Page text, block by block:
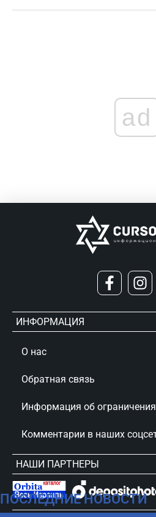
ПОСЛЕДНИЕ НОВОСТИ
ad
ИНФОРМАЦИЯ
О нас
Обратная связь
Информация об
Комментарии в наших
НАШИ ПАРТНЕРЫ